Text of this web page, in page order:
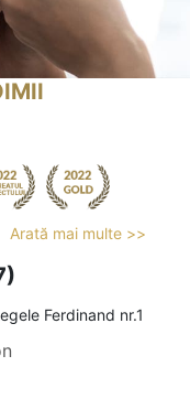
Arată mai multe >>
Ferdinand nr.1